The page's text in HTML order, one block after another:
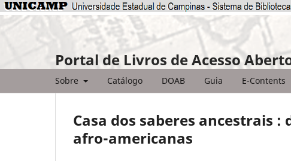
Portal de Livros de Acesso
Sobre Catálogo DOAB Guia E-Contents
Casa dos saberes ancestrais
afro-americanas